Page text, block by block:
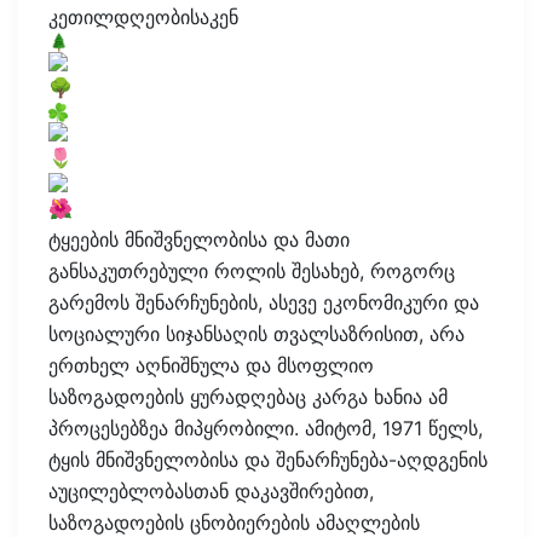
კეთილდღეობისაკენ
ტყეების მნიშვნელობისა და მათი
განსაკუთრებული როლის შესახებ, როგორც
გარემოს შენარჩუნების, ასევე ეკონომიკური და
სოციალური სიჯანსაღის თვალსაზრისით, არა
ერთხელ აღნიშნულა და მსოფლიო
საზოგადოების ყურადღებაც კარგა ხანია ამ
პროცესებზეა მიპყრობილი. ამიტომ, 1971 წელს,
ტყის მნიშვნელობისა და შენარჩუნება-აღდგენის
აუცილებლობასთან დაკავშირებით,
საზოგადოების ცნობიერების ამაღლების